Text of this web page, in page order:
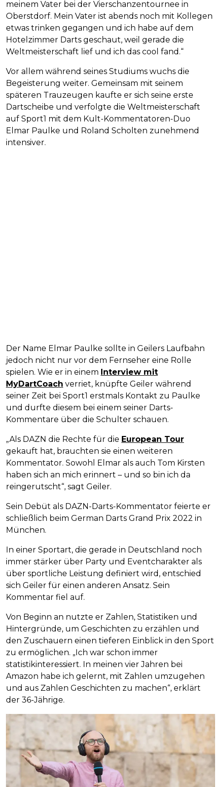
meinem Vater bei der Vierschanzentournee in
Oberstdorf. Mein Vater ist abends noch mit Kollegen
etwas trinken gegangen und ich habe auf dem
Hotelzimmer Darts geschaut, weil gerade die
Weltmeisterschaft lief und ich das cool fand.“
Vor allem während seines Studiums wuchs die
Begeisterung weiter. Gemeinsam mit seinem
späteren Trauzeugen kaufte er sich seine erste
Dartscheibe und verfolgte die Weltmeisterschaft
auf Sport1 mit dem Kult-Kommentatoren-Duo
Elmar Paulke und Roland Scholten zunehmend
intensiver.
Der Name Elmar Paulke sollte in Geilers Laufbahn
jedoch nicht nur vor dem Fernseher eine Rolle
spielen. Wie er in einem Interview mit
MyDartCoach verriet, knüpfte Geiler während
seiner Zeit bei Sport1 erstmals Kontakt zu Paulke
und durfte diesem bei einem seiner Darts-
Kommentare über die Schulter schauen.
„Als DAZN die Rechte für die European Tour
gekauft hat, brauchten sie einen weiteren
Kommentator. Sowohl Elmar als auch Tom Kirsten
haben sich an mich erinnert – und so bin ich da
reingerutscht“, sagt Geiler.
Sein Debüt als DAZN-Darts-Kommentator feierte er
schließlich beim German Darts Grand Prix 2022 in
München.
In einer Sportart, die gerade in Deutschland noch
immer stärker über Party und Eventcharakter als
über sportliche Leistung definiert wird, entschied
sich Geiler für einen anderen Ansatz. Sein
Kommentar fiel auf.
Von Beginn an nutzte er Zahlen, Statistiken und
Hintergründe, um Geschichten zu erzählen und
den Zuschauern einen tieferen Einblick in den Sport
zu ermöglichen. „Ich war schon immer
statistikinteressiert. In meinen vier Jahren bei
Amazon habe ich gelernt, mit Zahlen umzugehen
und aus Zahlen Geschichten zu machen“, erklärt
der 36-Jährige.